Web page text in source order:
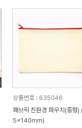
상품번호 : 635046
패브릭 친환경 파우치(중형
5x140mm)